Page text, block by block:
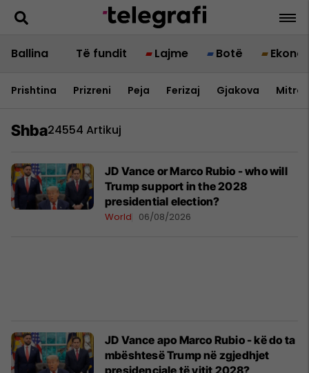
Ballina Të fundit Lajme Botë
Prishtina Prizreni Peja Ferizaj Gjakova
Shba24554 Artikuj
JD Vance or Marco Rubio - who will
Trump support in the 2028
presidential election?
World 06/08/2026
JD Vance apo Marco Rubio - kë do ta
mbështesë Trump në zgjedhjet
presidenciale të vitit 2028?